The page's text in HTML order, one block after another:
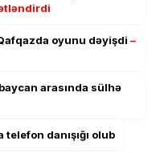
oyunu dəyişdi –
arasında sülhə
danışığı olub